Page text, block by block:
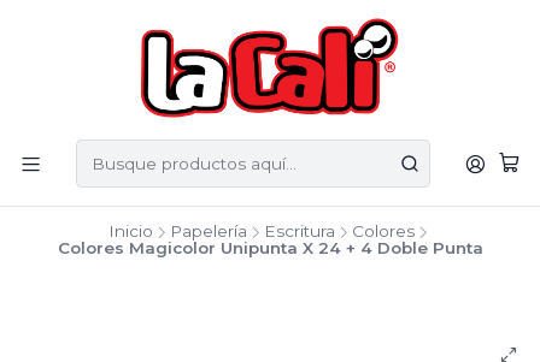
Inicio Papelería Escritura
Colores
Colores Magicolor Unipunta X 24 + 4 Doble Punta